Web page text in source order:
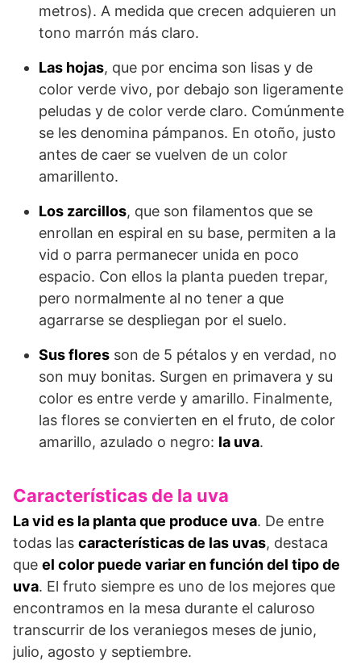
metros). A medida que crecen adquieren un
tono marrón más claro.
Las hojas, que por encima son lisas y de
color verde vivo, por debajo son ligeramente
peludas y de color verde claro. Comúnmente
se les denomina pámpanos. En otoño, justo
antes de caer se vuelven de un color
amarillento.
Los zarcillos, que son filamentos que se
enrollan en espiral en su base, permiten a la
vid o parra permanecer unida en poco
espacio. Con ellos la planta pueden trepar,
pero normalmente al no tener a que
agarrarse se despliegan por el suelo.
Sus flores son de 5 pétalos y en verdad, no
son muy bonitas. Surgen en primavera y su
color es entre verde y amarillo. Finalmente,
las flores se convierten en el fruto, de color
amarillo, azulado o negro: la uva.
Características de la uva
La vid es la planta que produce uva. De entre
todas las características de las uvas, destaca
que el color puede variar en función del tipo de
uva. El fruto siempre es uno de los mejores que
encontramos en la mesa durante el caluroso
transcurrir de los veraniegos meses de junio,
julio, agosto y septiembre.